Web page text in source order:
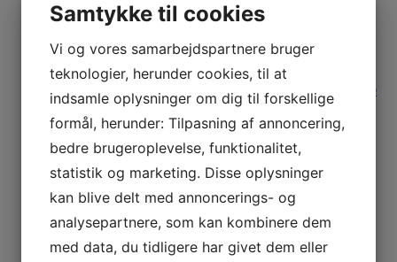
T2 LOOP Blokke 57mm
T2 SOFT TATCHAMATIC Blokke
40mm
T2 SOFT RATCHAMATIC Blokke
57mm
Wire Blokke
Wire Blokke 25mm
Wire Blokke 38mm
Wire Blokke 51mm
ZIRCON Blokke
ZIRCON Blokke 40mm
ZIRCON Blokke 57mm
Blokke Ronstan
Samtykke til cookies
Vi og vores samarbejdspartnere bruger
teknologier, herunder cookies, til at
indsamle oplysninger om dig til forskellige
formål, herunder: Tilpasning af annoncering,
bedre brugeroplevelse, funktionalitet,
statistik og marketing. Disse oplysninger
kan blive delt med annoncerings- og
analysepartnere, som kan kombinere dem
med data, du tidligere har givet dem eller